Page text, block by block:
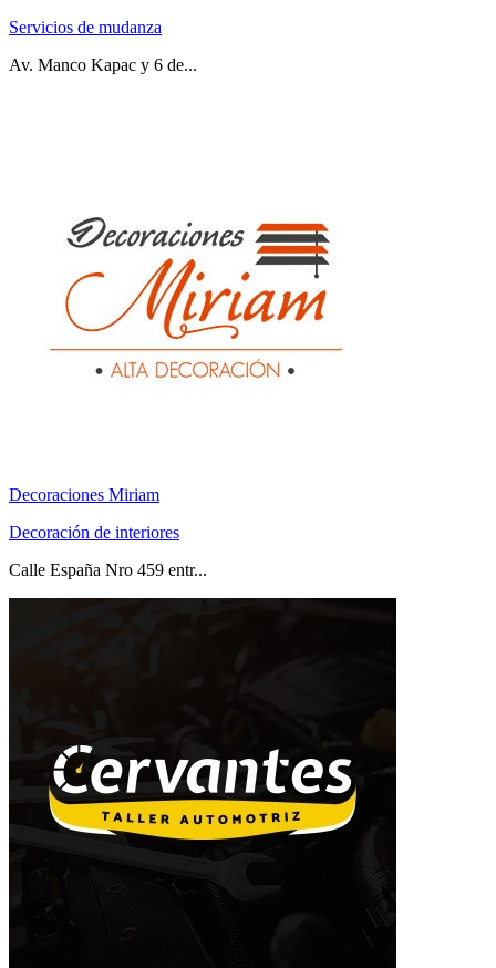
Servicios de mudanza
Av. Manco Kapac y 6 de...
Decoraciones Miriam
Decoración de interiores
Calle España Nro 459 entr...